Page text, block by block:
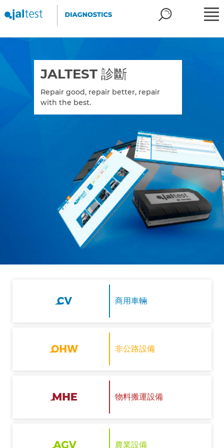
JALTEST 診斷
Repair good, repair better, repair
with the best.
商用車輛
農業設備
非公路設備
物料搬運設備